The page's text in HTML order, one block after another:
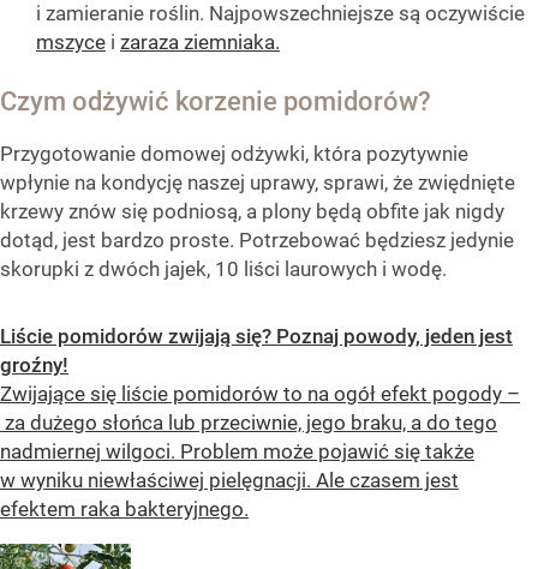
i zamieranie roślin. Najpowszechniejsze są oczywiście
mszyce i zaraza ziemniaka.
Czym odżywić korzenie pomidorów?
Przygotowanie domowej odżywki, która pozytywnie
wpłynie na kondycję naszej uprawy, sprawi, że zwiędnięte
krzewy znów się podniosą, a plony będą obfite jak nigdy
dotąd, jest bardzo proste. Potrzebować będziesz jedynie
skorupki z dwóch jajek, 10 liści laurowych i wodę.
Liście pomidorów zwijają się? Poznaj powody, jeden jest
groźny!
Zwijające się liście pomidorów to na ogół efekt pogody –
za dużego słońca lub przeciwnie, jego braku, a do tego
nadmiernej wilgoci. Problem może pojawić się także
w wyniku niewłaściwej pielęgnacji. Ale czasem jest
efektem raka bakteryjnego.